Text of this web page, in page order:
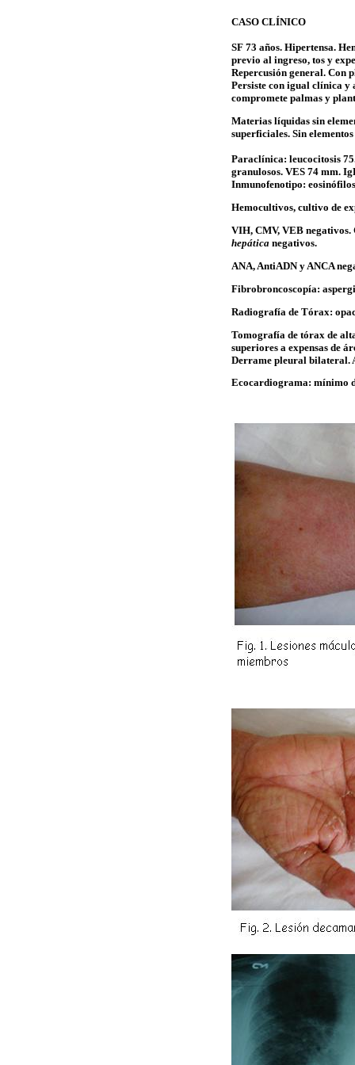
CASO CLÍNICO
SF 73 años. Hipertensa.
previo al ingreso, tos y
Repercusión general. Con
Persiste con igual clínica
compromete palmas y
Materias líquidas sin
superficiales. Sin
Paraclínica: leucocitosis
granulosos. VES 74 mm.
Inmunofenotipo: eosinófilos
Hemocultivos, cultivo de
VIH, CMV, VEB negativos.
hepática negativos.
ANA, AntiADNy ANCA
Fibrobroncoscopía:
Radiografía de Tórax:
Tomografía de tórax de
superiores a expensas de
Derrame pleural bilateral.
Ecocardiograma: mínimo